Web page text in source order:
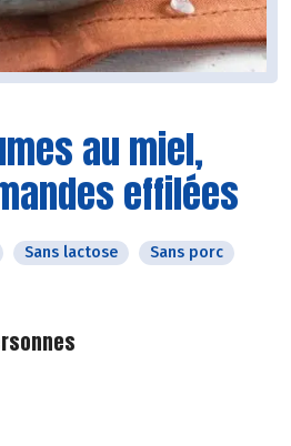
au miel,
effilées
Sans lactose
Sans porc